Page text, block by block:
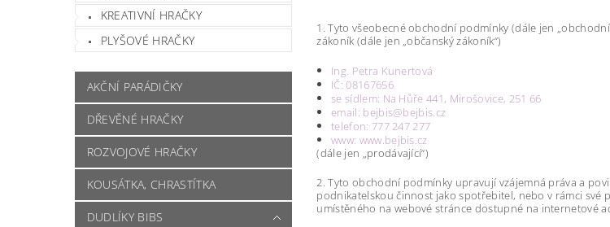
KREATIVNÍ HRAČKY
PLYŠOVÉ HRAČKY
AKČNÍ PARÁDIČKY
DŘEVĚNÉ HRAČKY
ROZVOJOVÉ HRAČKY
KOUSÁTKA, CHRASTÍTKA
DUDLÍKY BIBS
1. Tyto všeobecné obchodní podmínky (dále jen
zákoník (dále jen „občanský zákoník“)
Ing. Petra Kunertová
IČ: 08167656
se sídlem: Na Hůře 441, Mirošovice, 251 66
email: bejbis@bejbis.cz
telefon: 777 247 277
www: www.bejbis.cz
(dále jen „prodávající“)
2. Tyto obchodní podmínky upravují vzájemná práva a
podnikatelskou činnost jako spotřebitel, nebo v rámci
umístěného na webové stránce dostupné na internetové